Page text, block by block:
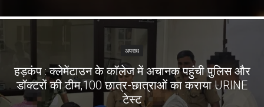
अपराध
हड़कंप : क्लेमेंटाउन के कॉलेज में अचानक पहुंची पुलिस और
डॉक्टरों की टीम,100 छात्र-छात्राओं का कराया URINE
टेस्ट